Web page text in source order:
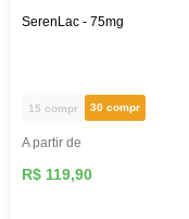
SerenLac - 75mg
15 compr 30 compr
A partir de
R$ 119,90